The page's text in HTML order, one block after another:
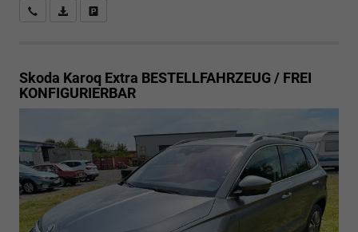
Rückrufbitte absenden
PDF-Datei, Fahrzeugexposé drucken
Skoda Karoq Extra BESTELLFAHRZEUG / FREI
KONFIGURIERBAR